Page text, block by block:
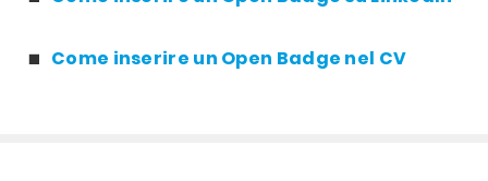
Come inserire un Open Badge nel CV